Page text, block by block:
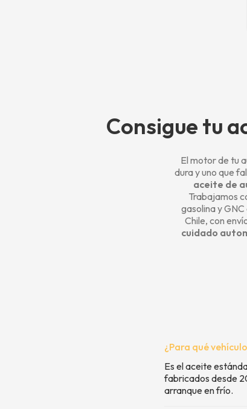
Consigue tu
El motor de tu
dura y uno que
aceite de
Trabajamos
gasolina y
Chile, con
cuidado
¿Para qué
Es el aceite
fabricados desde
arranque en frío.